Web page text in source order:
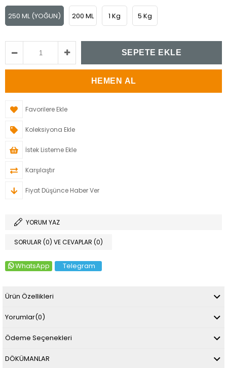
250 ML (YOĞUN) 200 ML 1 Kg 5 Kg
Favorilere Ekle
Koleksiyona Ekle
İstek Listeme Ekle
Karşılaştır
Fiyat Düşünce Haber Ver
YORUM YAZ
SORULAR (0) VE CEVAPLAR (0)
WhatsApp Telegram
Ürün Özellikleri
Yorumlar(0)
Ödeme Seçenekleri
DÖKÜMANLAR